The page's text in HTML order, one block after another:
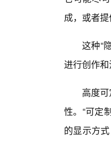
成，或者
这种“
进行创作和
高度
性。“可定
的显示方